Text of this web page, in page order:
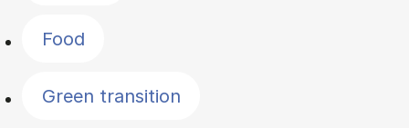
Food
Green transition